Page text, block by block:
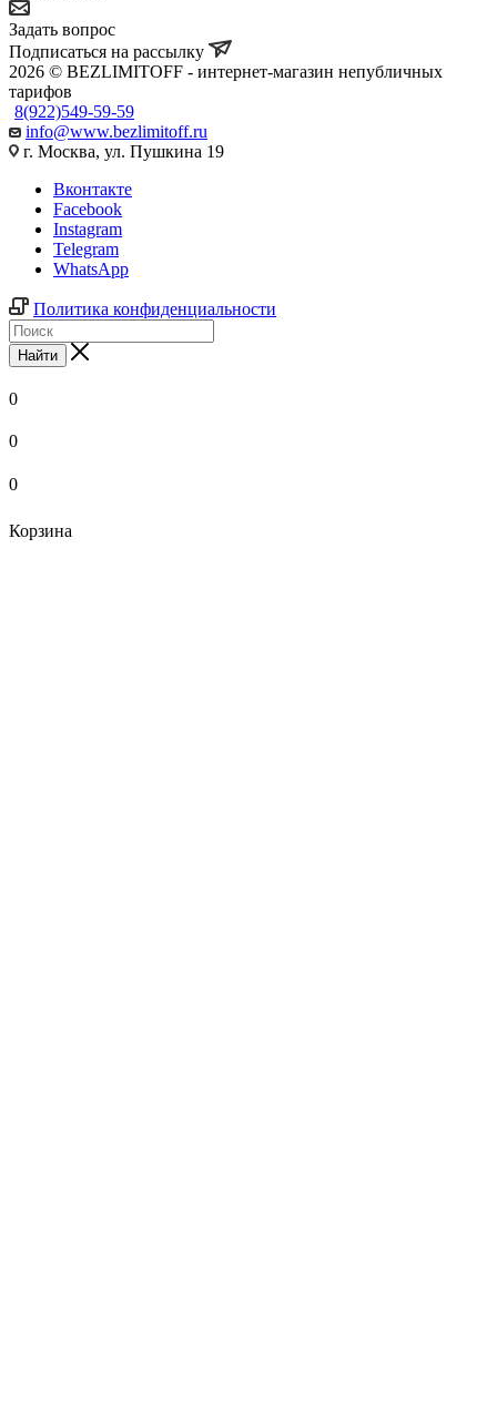
Задать вопрос
Подписаться на рассылку
2026 © BEZLIMITOFF - интернет-магазин непубличных
тарифов
8(922)549-59-59
info@www.bezlimitoff.ru
г. Москва, ул. Пушкина 19
Вконтакте
Facebook
Instagram
Telegram
WhatsApp
Политика конфиденциальности
Найти
0
0
0
Корзина